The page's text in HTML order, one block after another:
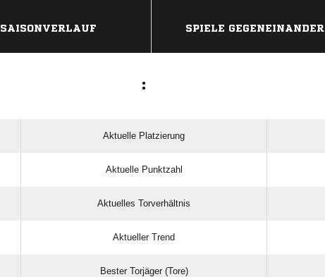
SAISONVERLAUF SPIELE GEGENEINANDER
:
Aktuelle Platzierung
Aktuelle Punktzahl
Aktuelles Torverhältnis
Aktueller Trend
Bester Torjäger (Tore)